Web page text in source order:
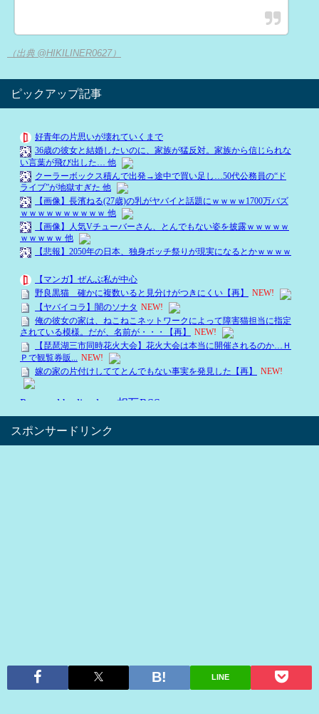
（出典 @HIKILINER0627）
ピックアップ記事
スポンサードリンク
LINE